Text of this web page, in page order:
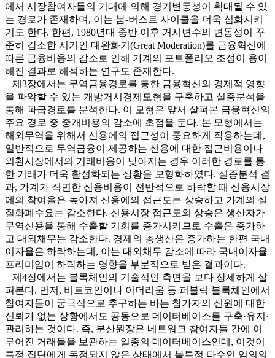
에서 시장참여자들의 기대에 의해 경기변동성이 확대될 수 있
는 경로가 존재하며, 이는 붐-버스트 사이클을 더욱 심화시키
기도 한다. 한편, 1980년대 중반 이후 거시변수의 변동성이 꾸
준히 감소한 시기인 대완화기(Great Moderation)를 금융혁신에
따른 금융비용의 감소로 인해 가계의 포트폴리오 조정이 용이
해진 결과로 해석하는 연구도 존재한다.
제3장에서는 무역금융경로를 통한 금융혁신의 경제적 영향
을 파악할 수 있는 개방거시경제모형을 구축하고 실증분석을
통해 파급경로를 분석한다. 이 모형은 앞서 살펴본 금융혁신의
주요 경로 중 중개비용의 감소에 초점을 둔다. 본 모형에서는
해외무역을 위해서 신용에의 접근성이 중요하게 작용하는데,
일반적으로 무역금융이 제공하는 신용에 대한 접근비용이나
외환시장에서의 거래비용이 낮아지는 경우 이러한 경로를 통
한 거래가 더욱 활성화되는 상황을 모형화하였다. 실증분석 결
과, 가계가 직면한 신용비용이 전반적으로 하락할 때 신용시장
에의 참여율은 높아져 신용에의 접근도는 상승하고 가계의 실
질화폐수요는 감소한다. 신용시장 접근도의 상승은 생산자가
무역신용을 통해 수출할 기회를 증가시키므로 수출은 증가하
고 대외채무는 감소한다. 경제의 총생산은 증가하는 한편 국내
이자율은 하락하는데, 이는 대외채무 감소에 따라 국내이자율
프리미엄이 하락하는 영향을 부분적으로 받은 결과이다.
제4장에서는 블록체인의 기술적인 측면을 보다 상세하게 살
펴본다. 먼저, 비트코인이나 이더리움 등 퍼블릭 블록체인에서
참여자들이 궁극적으로 추구하는 바는 참가자의 신원에 대한
신뢰가 없는 상황에서도 공동으로 데이터베이스를 구축·유지·
관리하는 것이다. 즉, 분산원장은 네트워크 참여자들 간에 이
루어진 거래들을 보관하는 일종의 데이터베이스인데, 이것이
특정 집단에게 독점되지 않은 상태에서 불특정 다수인 임의의